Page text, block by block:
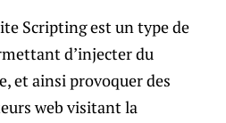
Scripting est un type de
d’injecter du
et ainsi provoquer des
web visitant la